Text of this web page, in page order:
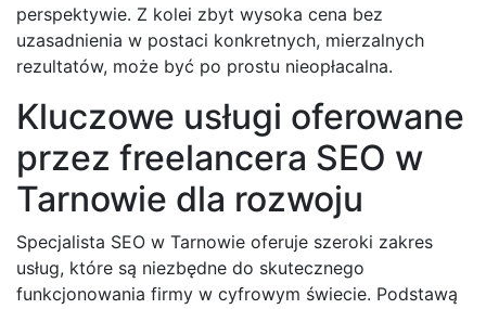
perspektywie. Z kolei zbyt wysoka cena bez
uzasadnienia w postaci konkretnych, mierzalnych
rezultatów, może być po prostu nieopłacalna.
Kluczowe usługi oferowane
przez freelancera SEO w
Tarnowie dla rozwoju
Specjalista SEO w Tarnowie oferuje szeroki zakres
usług, które są niezbędne do skutecznego
funkcjonowania firmy w cyfrowym świecie. Podstawą